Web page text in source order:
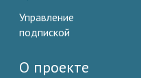
Управление
подпиской
О проекте